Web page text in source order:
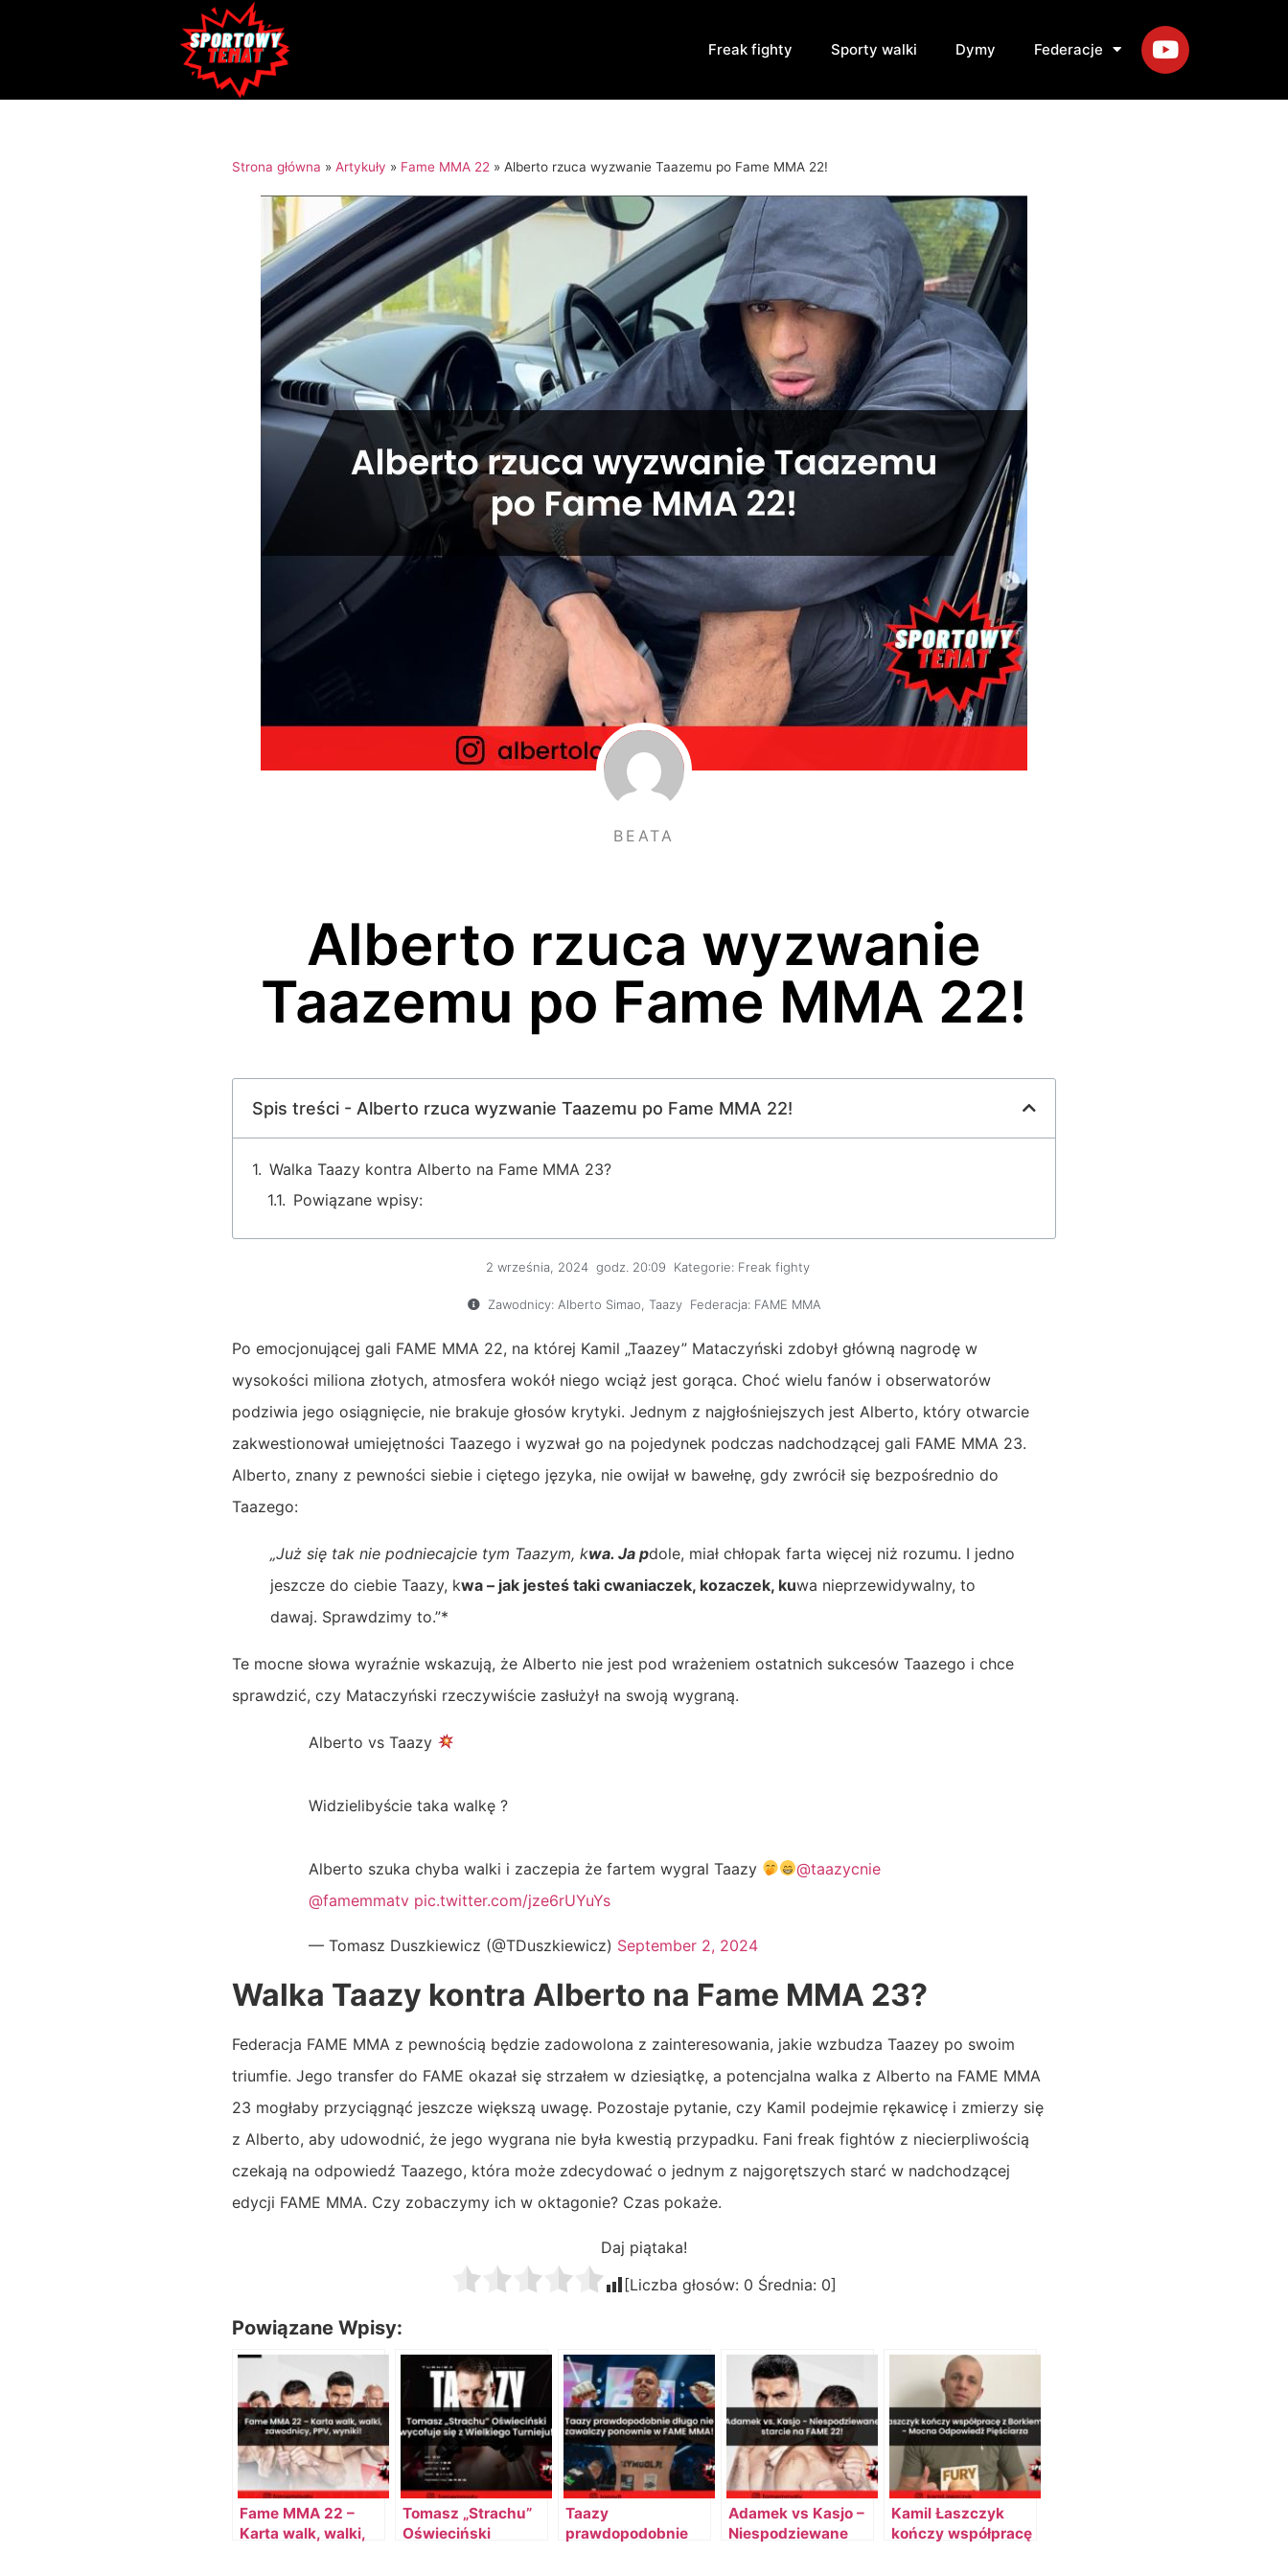
Freak fighty Sporty walki Dymy Federacje
Strona główna » Artykuły » Fame MMA 22 » Alberto rzuca wyzwanie Taazemu po Fame MMA 22!
BEATA
Alberto rzuca wyzwanie
Taazemu po Fame MMA 22!
Spis treści - Alberto rzuca wyzwanie Taazemu po Fame MMA 22!
Walka Taazy kontra Alberto na Fame MMA 23?
Powiązane wpisy:
2 września, 2024 godz. 20:09 Kategorie: Freak fighty
Zawodnicy: Alberto Simao Taazy Federacja: FAME MMA
Po emocjonującej gali FAME MMA 22, na której Kamil „Taazey” Mataczyński zdobył główną nagrodę w
wysokości miliona złotych, atmosfera wokół niego wciąż jest gorąca. Choć wielu fanów i obserwatorów
podziwia jego osiągnięcie, nie brakuje głosów krytyki. Jednym z najgłośniejszych jest Alberto, który otwarcie
zakwestionował umiejętności Taazego i wyzwał go na pojedynek podczas nadchodzącej gali FAME MMA 23.
Alberto, znany z pewności siebie i ciętego języka, nie owijał w bawełnę, gdy zwrócił się bezpośrednio do
Taazego:
„Już się tak nie podniecajcie tym Taazym, kwa. Ja pdole, miał chłopak farta więcej niż rozumu. I jedno
jeszcze do ciebie Taazy, kwa – jak jesteś taki cwaniaczek, kozaczek, kuwa nieprzewidywalny, to
dawaj. Sprawdzimy to.”*
Te mocne słowa wyraźnie wskazują, że Alberto nie jest pod wrażeniem ostatnich sukcesów Taazego i chce
sprawdzić, czy Mataczyński rzeczywiście zasłużył na swoją wygraną.
Alberto vs Taazy
Widzielibyście taka walkę ?
Alberto szuka chyba walki i zaczepia że fartem wygral Taazy
@taazycnie
@famemmatv pic.twitter.com/jze6rUYuYs
— Tomasz Duszkiewicz (@TDuszkiewicz) September 2, 2024
Walka Taazy kontra Alberto na Fame MMA 23?
Federacja FAME MMA z pewnością będzie zadowolona z zainteresowania, jakie wzbudza Taazey po swoim
triumfie. Jego transfer do FAME okazał się strzałem w dziesiątkę, a potencjalna walka z Alberto na FAME MMA
23 mogłaby przyciągnąć jeszcze większą uwagę. Pozostaje pytanie, czy Kamil podejmie rękawicę i zmierzy się
z Alberto, aby udowodnić, że jego wygrana nie była kwestią przypadku. Fani freak fightów z niecierpliwością
czekają na odpowiedź Taazego, która może zdecydować o jednym z najgorętszych starć w nadchodzącej
edycji FAME MMA. Czy zobaczymy ich w oktagonie? Czas pokaże.
Daj piątaka!
[Liczba głosów: 0 Średnia: 0]
Powiązane Wpisy:
Fame MMA 22 –
Karta walk, walki,
Tomasz „Strachu”
Oświeciński
Taazy
prawdopodobnie
Adamek vs Kasjo –
Niespodziewane
Kamil Łaszczyk
kończy współpracę